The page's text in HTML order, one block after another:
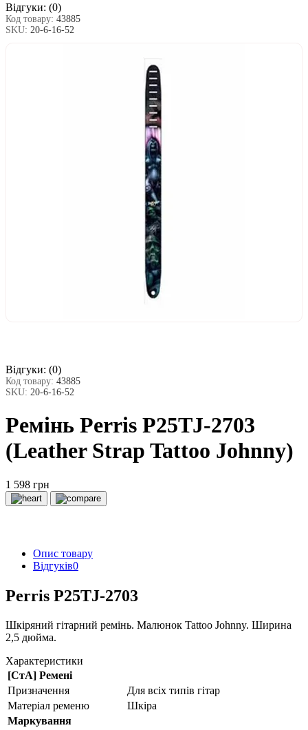
Відгуки: (0)
Код товару: 43885
SKU: 20-6-16-52
Відгуки: (0)
Код товару: 43885
SKU: 20-6-16-52
Ремінь Perris P25TJ-2703
(Leather Strap Tattoo Johnny)
1 598 грн
Опис товару
Відгуків0
Perris P25TJ-2703
Шкіряний гітарний ремінь. Малюнок Tattoo Johnny. Ширина
2,5 дюйма.
Характеристики
[СтА] Ремені
Призначення
Для всіх типів гітар
Матеріал ременю
Шкіра
Маркування